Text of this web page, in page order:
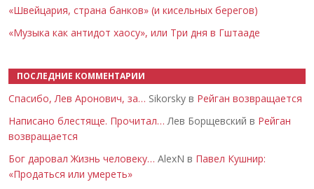
«Швейцария, страна банков» (и кисельных берегов)
«Музыка как антидот хаосу», или Три дня в Гштааде
ПОСЛЕДНИЕ КОММЕНТАРИИ
Спасибо, Лев Аронович, за… Sikorsky в Рейган возвращается
Написано блестяще. Прочитал… Лев Борщевский в Рейган
возвращается
Бог даровал Жизнь человеку… AlexN в Павел Кушнир:
«Продаться или умереть»